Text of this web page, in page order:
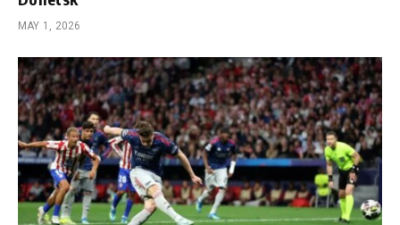
MAY 1, 2026